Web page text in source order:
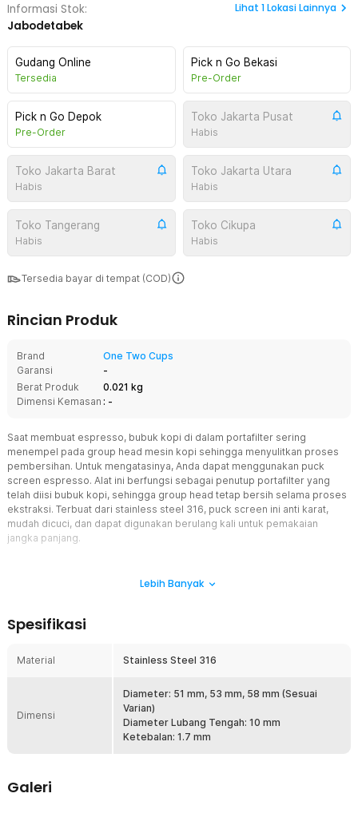
Informasi Stok:
Jabodetabek
Lihat 1Lokasi Lainnya
Gudang Online
Tersedia
Pick n Go Bekasi
Pre-Order
Pick n Go Depok
Pre-Order
Toko Jakarta Pusat
Habis
Toko Jakarta Barat
Habis
Toko Jakarta Utara
Habis
Toko Tangerang
Habis
Toko Cikupa
Habis
Tersedia bayar di tempat (COD)
Rincian Produk
Brand
One Two Cups
Garansi
-
Berat Produk
0.021 kg
Dimensi Kemasan : -
Saat membuat espresso, bubuk kopi di dalam portafilter sering
menempel pada group head mesin kopi sehingga menyulitkan proses
pembersihan. Untuk mengatasinya, Anda dapat menggunakan puck
screen espresso. Alat ini berfungsi sebagai penutup portafilter yang
telah diisi bubuk kopi, sehingga group head tetap bersih selama proses
ekstraksi. Terbuat dari stainless steel 316, puck screen ini anti karat,
mudah dicuci, dan dapat digunakan berulang kali untuk pemakaian
jangka panjang.
menjadi lebih rapi. Bubuk kopi tidak menempel pada group head,
membersihkannya setelah setiap seduhan.
Puck screen dirancang menyerupai saringan dengan lubang-
lubang kecil yang tersebar merata. Desain ini memungkinkan air
mengalir secara optimal melewati bubuk kopi tanpa menghambat
proses ekstraksi, sehingga hasil espresso tetap maksimal.
screen membantu menjaga takaran kopi tetap konsisten. Hasilnya,
Lebih Banyak
Spesifikasi
Material Stainless Steel 316
Dimensi
Diameter: 51 mm, 53 mm, 58 mm (Sesuai
Varian)
Diameter Lubang Tengah: 10 mm
Ketebalan: 1.7 mm
Galeri